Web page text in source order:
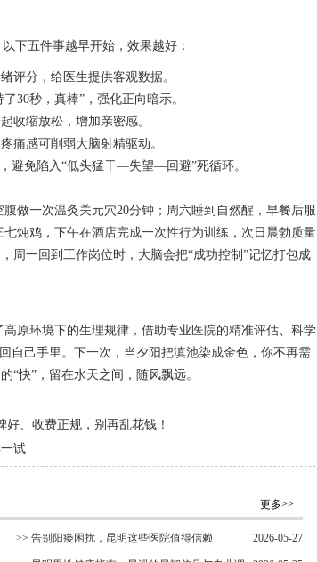
下五件事越早开始，效果越好：
评分，给医生提供客观数据。
30秒，真棒”，强化正向暗示。
收缩放松，增加亲密感。
痛感可削弱大脑射精驱动。
避免陷入“低头猛干—失望—回避”死循环。
做一次温灸关元穴20分钟；周六睡到自然醒，早餐后服
炖鸡，下午在酒店完成一次性行为训练，次日晨勃质量
周一回到工作岗位时，大脑会把“成功控制”记忆打包成
原环境下的生理规律，借助专业医院的精准评估、科学
自己手里。下一次，当夕阳把滇池染成金色，你不再需
“快”，留在水天之间，随风飘远。
、收费正规，别再乱花钱！
试
更多>>
2026-05-27
>> 告别阳痿困扰，昆明这些医院值得信赖